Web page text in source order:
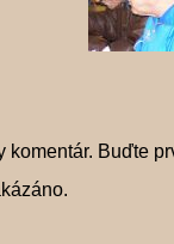
komentár. Buďte